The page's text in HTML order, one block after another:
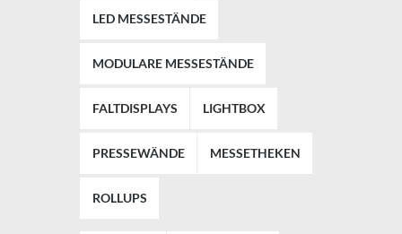
LED MESSESTÄNDE
MODULARE MESSESTÄNDE
FALTDISPLAYS LIGHTBOX
PRESSEWÄNDE MESSETHEKEN
ROLLUPS